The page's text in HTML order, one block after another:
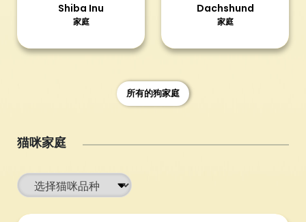
Shiba Inu
家庭
Dachshund
家庭
所有的狗家庭
猫咪家庭